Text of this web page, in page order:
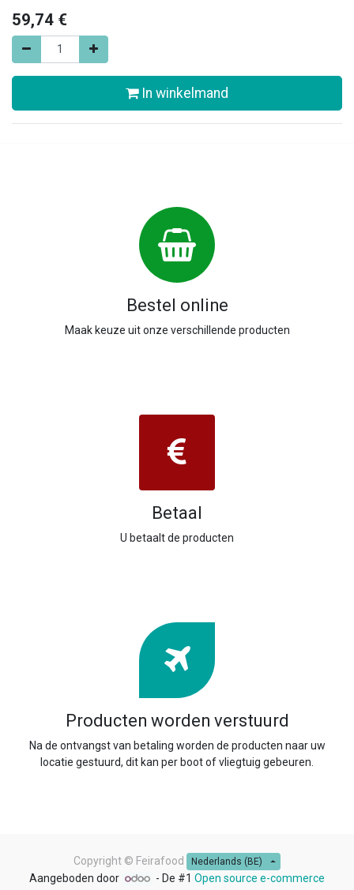
59,74 €
In winkelmand
Bestel online
Maak keuze uit onze verschillende producten
Betaal
U betaalt de producten
Producten worden verstuurd
Na de ontvangst van betaling worden de producten naar uw
locatie gestuurd, dit kan per boot of vliegtuig gebeuren.
Copyright © Feirafood Nederlands (BE)
Aangeboden door - De #1Open source e-commerce